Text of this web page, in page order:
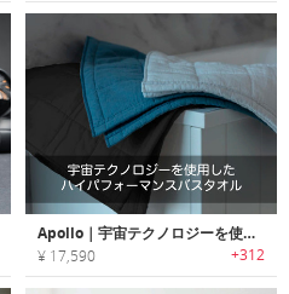
Apollo｜宇宙テクノロジーを使用したハイパフォーマンスバスタオル「アポロ」
¥ 17,590 +312